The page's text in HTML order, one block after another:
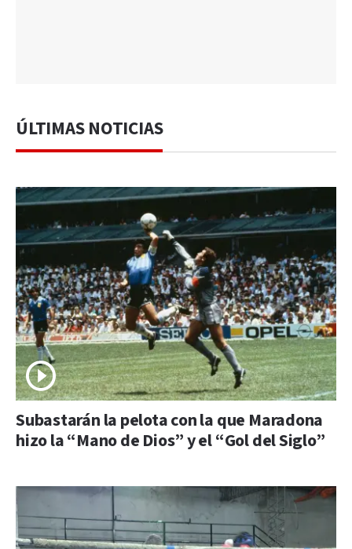
ÚLTIMAS NOTICIAS
Subastarán la pelota con la que Maradona
hizo la “Mano de Dios” y el “Gol del Siglo”